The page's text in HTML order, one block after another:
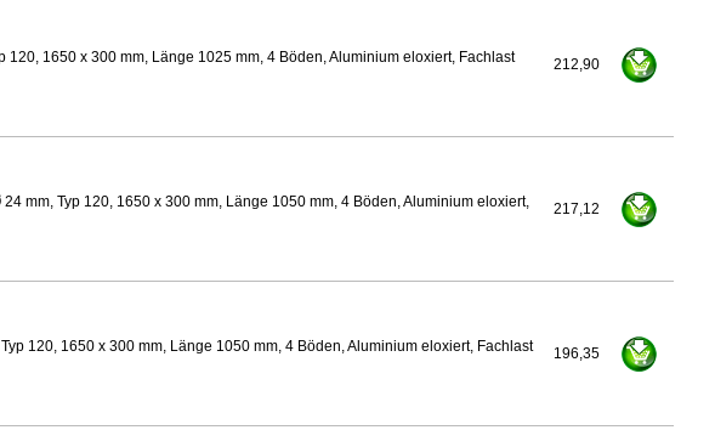
1650 x 300 mm, Länge 1025 mm, 4 Böden, Aluminium eloxiert, Fachlast
212,90
mm, Typ 120, 1650 x 300 mm, Länge 1050 mm, 4 Böden, Aluminium eloxiert,
217,12
120, 1650 x 300 mm, Länge 1050 mm, 4 Böden, Aluminium eloxiert, Fachlast
196,35